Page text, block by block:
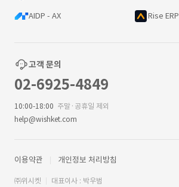
AIDP - AX Rise ERP
고객 문의
02-6925-4849
10:00-18:00 주말·공휴일 제외
help@wishket.com
이용약관 개인정보 처리방침
㈜위시켓
대표이사 : 박우범